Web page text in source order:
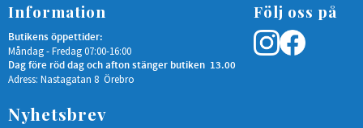
Information
Butikens öppettider:
Måndag - Fredag 07:00-16:00
Dag före röd dag och afton stänger butiken 13.00
Adress: Nastagatan 8 Örebro
Följ oss på
Nyhetsbrev